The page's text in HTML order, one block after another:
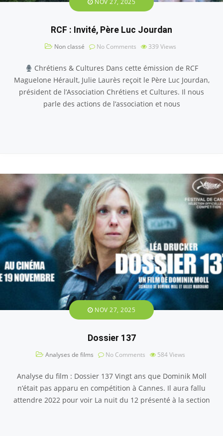
NOV 27, 2025
RCF : Invité, Père Luc Jourdan
Non classé No Comments 339 Views
Chrétiens & Cultures Dans cette émission de RCF
Maguelone Hérault, Julie Laurès reçoit le Père Luc Jourdan,
président de l’Association Chrétiens et Cultures. Il nous
parle des actions de l’association et nous
NOV 27, 2025
Dossier 137
Analyses de films No Comments 584Views
Analyse du film : Dossier 137 Vingt ans que Dominik Moll
n’était pas apparu en compétition à Cannes. Il aura fallu
attendre 2022 pour voir La nuit du 12 présenté à la section